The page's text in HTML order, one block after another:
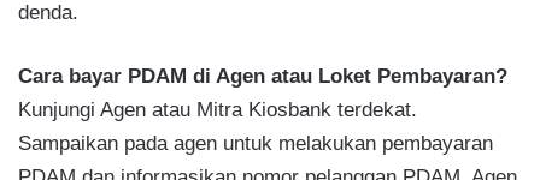
denda.
Cara bayar PDAM di Agen atau Loket Pembayaran?
Kunjungi Agen atau Mitra Kiosbank terdekat.
Sampaikan pada agen untuk melakukan pembayaran